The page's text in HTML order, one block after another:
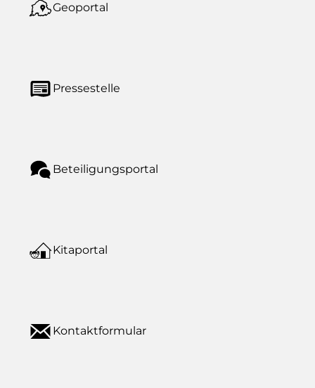
Geoportal
Pressestelle
Beteiligungsportal
Kitaportal
Kontaktformular